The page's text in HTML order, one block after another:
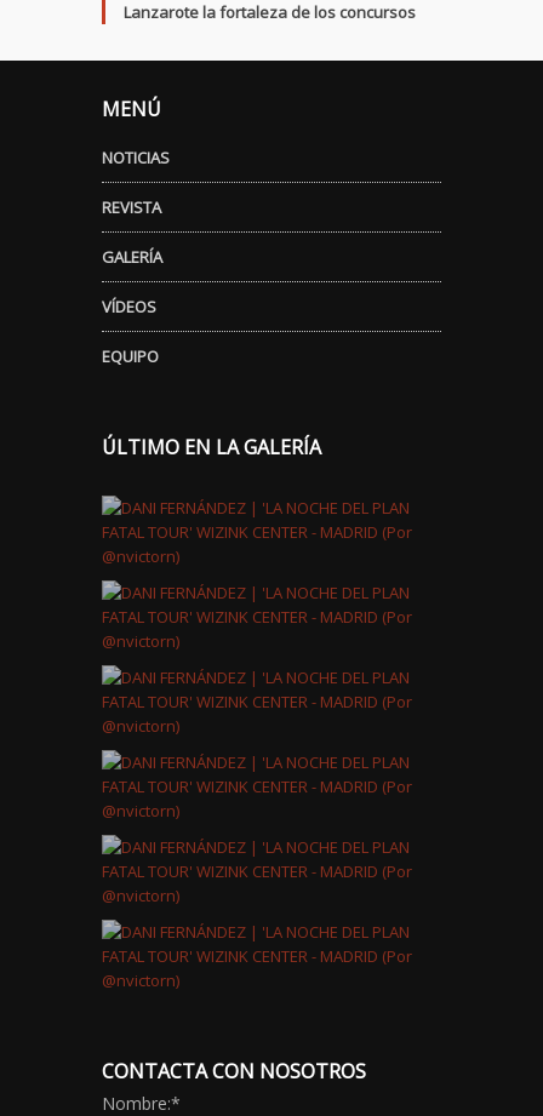
Lanzarote la fortaleza de los concursos
MENÚ
NOTICIAS
REVISTA
GALERÍA
VÍDEOS
EQUIPO
ÚLTIMO EN LA GALERÍA
CONTACTA CON NOSOTROS
Nombre:*